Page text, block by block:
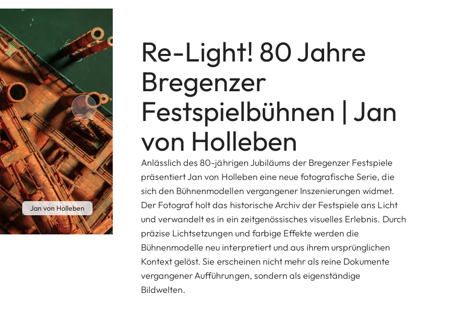
Jan von Holleben Jan von Holleben
Re-Light! 80 Jahre
Bregenzer
Festspielbühnen | Jan
von Holleben
Anlässlich des 80-jährigen Jubiläums der Bregenzer Festspiele
präsentiert Jan von Holleben eine neue fotografische Serie, die
sich den Bühnenmodellen vergangener Inszenierungen widmet.
Der Fotograf holt das historische Archiv der Festspiele ans Licht
und verwandelt es in ein zeitgenössisches visuelles Erlebnis. Durch
präzise Lichtsetzungen und farbige Effekte werden die
Bühnenmodelle neu interpretiert und aus ihrem ursprünglichen
Kontext gelöst. Sie erscheinen nicht mehr als reine Dokumente
vergangener Aufführungen, sondern als eigenständige
Bildwelten.